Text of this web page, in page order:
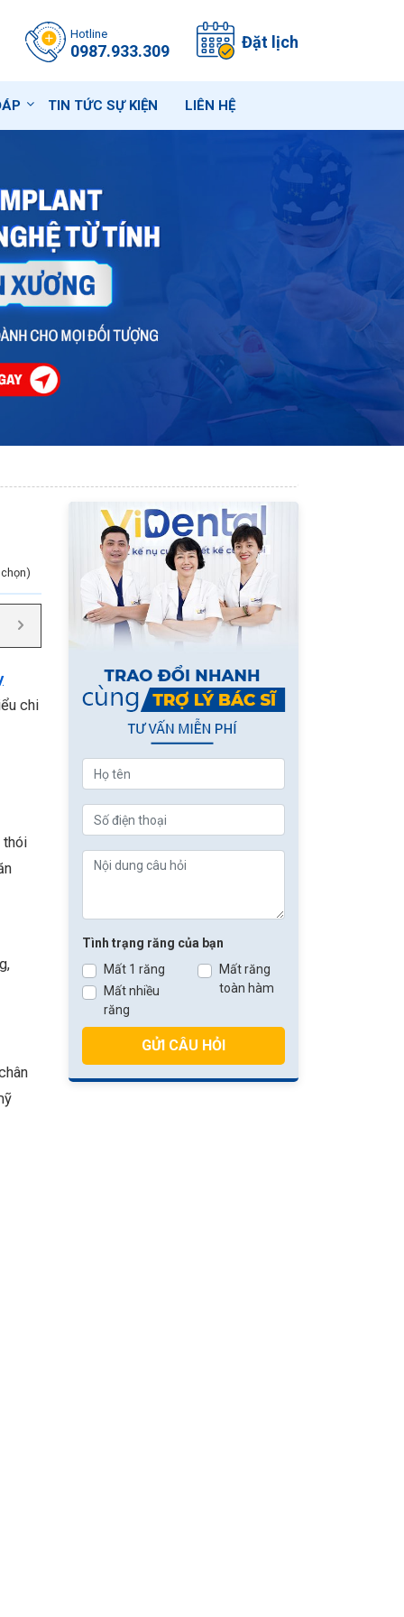
Hotline
0987.933.309 Đặt lịch
TIN TỨC SỰ KIỆN LIÊN HỆ
chi
thói
Tình trạng răng của bạn
Mất 1 răng
Mất nhiều
răng
Mất răng
toàn hàm
GỬI CÂU HỎI